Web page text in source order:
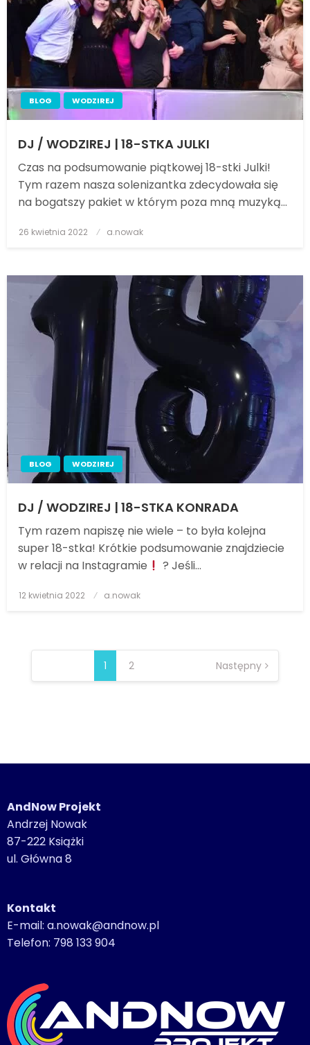
BLOG WODZIREJ
DJ / WODZIREJ | 18-STKA JULKI
Czas na podsumowanie piątkowej 18-stki Julki!
Tym razem nasza solenizantka zdecydowała się
na bogatszy pakiet w którym poza mną muzyką…
Posted
26 kwietnia 2022 a.nowak
BLOG WODZIREJ
DJ / WODZIREJ | 18-STKA KONRADA
Tym razem napiszę nie wiele – to była kolejna
super 18-stka! Krótkie podsumowanie znajdziecie
w relacji na Instagramie
? Jeśli…
Posted
12 kwietnia 2022 a.nowak
STRONICOWANIE
WPISÓW 1 2 Następny
AndNow Projekt
Andrzej Nowak
87-222 Książki
ul. Główna 8
Kontakt
E-mail: a.nowak@andnow.pl
Telefon: 798 133 904